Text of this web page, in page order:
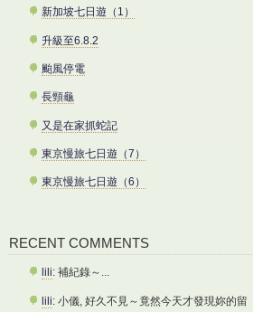
新加坡七日遊（1）
升級至6.8.2
颱風停電
長頸龜
又是在家抓蛇記
東京慢旅七日遊（7）
東京慢旅七日遊（6）
RECENT COMMENTS
lili: 補紀錄～...
lili: 小儀, 好久不見～竟然今天才發現妳的留